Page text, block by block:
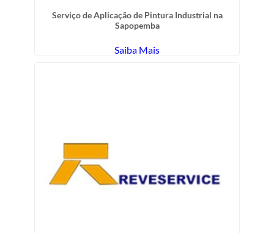
Serviço de Aplicação de Pintura Industrial na
Sapopemba
Saiba Mais